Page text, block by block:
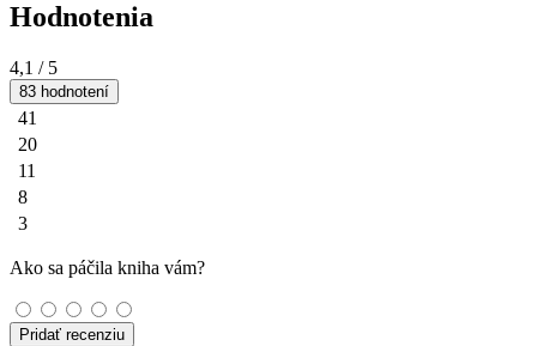
Hodnotenia
4,1 / 5
83 hodnotení
41
20
11
8
3
Ako sa páčila kniha vám?
Pridať recenziu